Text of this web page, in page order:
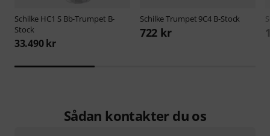
Schilke HC1 S Bb-Trumpet B-
Stock
33.490 kr
SchilkeTrumpet 9C4 B-Stock
722 kr
Sådan kontakter du os